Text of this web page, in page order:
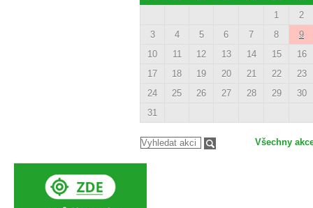
1
2
3
4 5 6 7 8
9
10
11 12 13 14 15
16
17
18 19 20 21 22
23
24
25 26 27 28 29
30
31
Všechny